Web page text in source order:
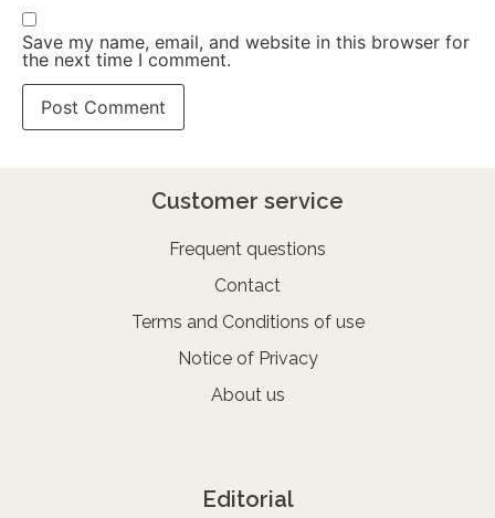
Save my name, email, and website in this browser for
the next time I comment.
Customer service
Frequent questions
Contact
Terms and Conditions of use
Notice of Privacy
About us
Editorial